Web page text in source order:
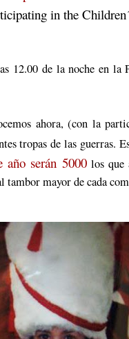
in the
12.00 de la noche en la
ahora, (con la
tropas de las guerras.
año serán 5000 los que
mayor de cada